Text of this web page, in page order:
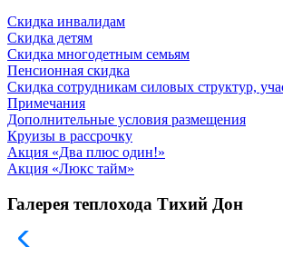
Скидка инвалидам
Скидка детям
Скидка многодетным семьям
Пенсионная скидка
Скидка сотрудникам силовых структур,
Примечания
Дополнительные условия размещения
Круизы в рассрочку
Акция «Два плюс один!»
Акция «Люкс тайм»
Галерея теплохода Тихий Дон